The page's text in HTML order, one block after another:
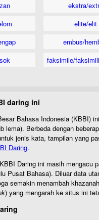
ekstra/
elite/elit
embus/
faksimile/
daring ini
Bahasa Indonesia (KBBI)
lema). Berbeda dengan
jenis kata, tampilan yang
Daring.
Daring ini masih mengacu
Pusat Bahasa). Diluar data
semakin menambah
) yang mengarah ke situs ini